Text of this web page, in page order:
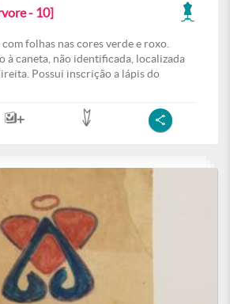
- 10]
folhas nas cores verde e roxo.
à caneta, não identificada, localizada
Possui inscrição a lápis do